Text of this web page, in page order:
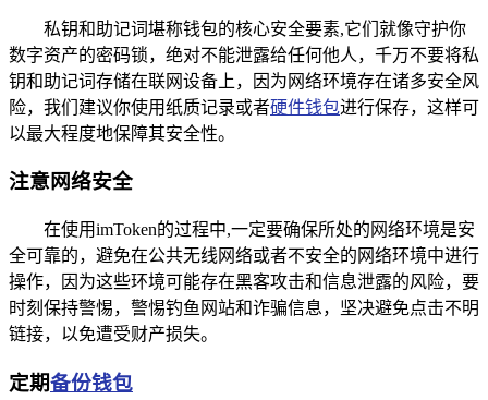
私钥和助记词堪称钱包的核心安全要素,它们就像守护你
数字资产的密码锁，绝对不能泄露给任何他人，千万不要将私
钥和助记词存储在联网设备上，因为网络环境存在诸多安全风
险，我们建议你使用纸质记录或者硬件钱包进行保存，这样可
以最大程度地保障其安全性。
注意网络安全
在使用imToken的过程中,一定要确保所处的网络环境是安
全可靠的，避免在公共无线网络或者不安全的网络环境中进行
操作，因为这些环境可能存在黑客攻击和信息泄露的风险，要
时刻保持警惕，警惕钓鱼网站和诈骗信息，坚决避免点击不明
链接，以免遭受财产损失。
定期备份钱包